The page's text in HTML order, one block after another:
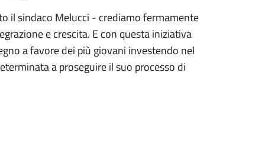
il sindaco Melucci - crediamo fermamente
e crescita. E con questa iniziativa
a favore dei più giovani investendo nel
a proseguire il suo processo di